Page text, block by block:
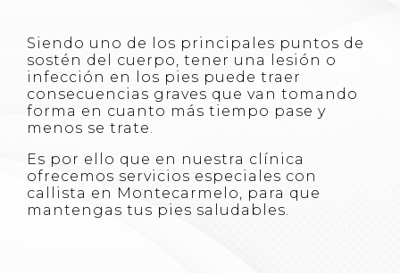
Siendo uno de los principales puntos de
sostén del cuerpo, tener una lesión o
infección en los pies puede traer
consecuencias graves que van tomando
forma en cuanto más tiempo pase y
menos se trate.
Es por ello que en nuestra clínica
ofrecemos servicios especiales con
callista en Montecarmelo, para que
mantengas tus pies saludables.